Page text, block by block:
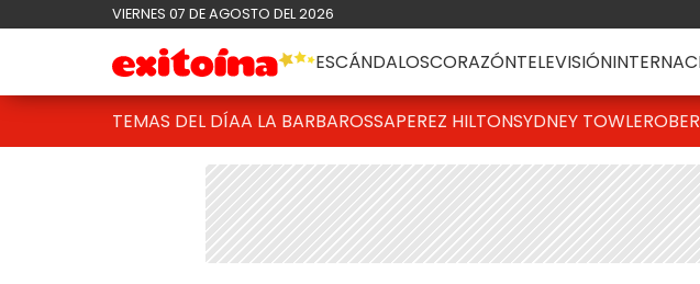
VIERNES 07 DE AGOSTO DEL 2026
ESCÁNDALOSCORAZÓNTELEVISIÓN
TEMAS DEL DÍAA LA BARBAROSSAPEREZ HILTONSYDNEY TOWLE